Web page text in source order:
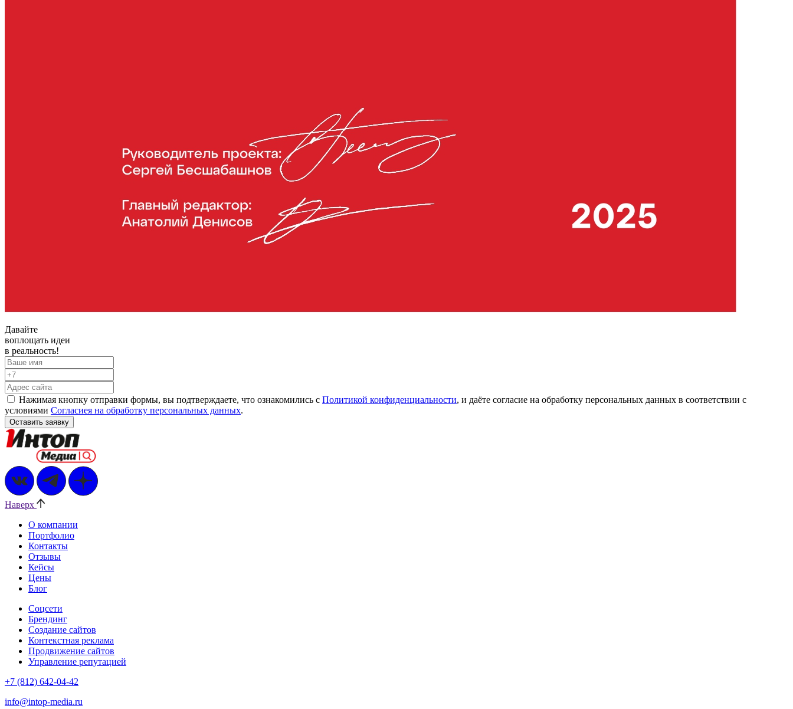
Давайте
воплощать идеи
в реальность!
Нажимая кнопку отправки формы, вы подтверждаете, что ознакомились с Политикой конфиденциальности, и даёте согласие на обработку персональных данных в соответствии с
условиями Согласиея на обработку персональных данных.
Наверх
О компании
Портфолио
Контакты
Отзывы
Кейсы
Цены
Блог
Соцсети
Брендинг
Создание сайтов
Контекстная реклама
Продвижение сайтов
Управление репутацией
+7 (812) 642-04-42
info@intop-media.ru